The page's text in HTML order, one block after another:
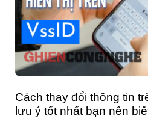
Cách thay đổi thông tin
lưu ý tốt nhất bạn nên